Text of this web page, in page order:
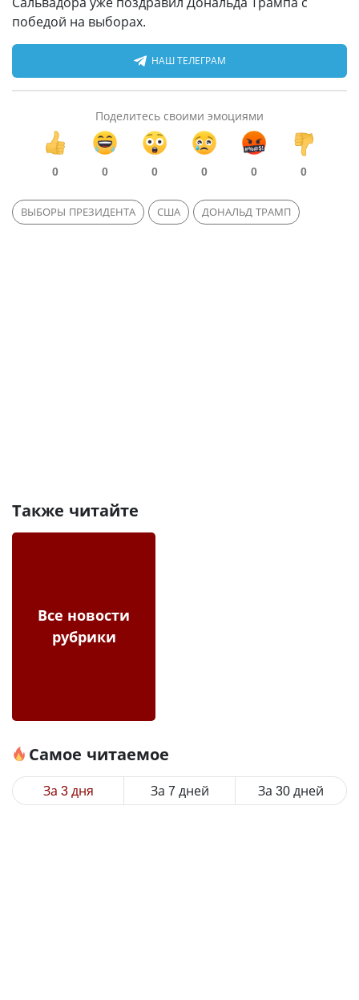
победой на выборах.
НАШ ТЕЛЕГРАМ
Поделитесь своими эмоциями
0 0 0 0 0 0
ВЫБОРЫ ПРЕЗИДЕНТА США ДОНАЛЬД ТРАМП
Также читайте
Все новости
рубрики
Самое читаемое
За 3 дня За 7 дней За 30 дней